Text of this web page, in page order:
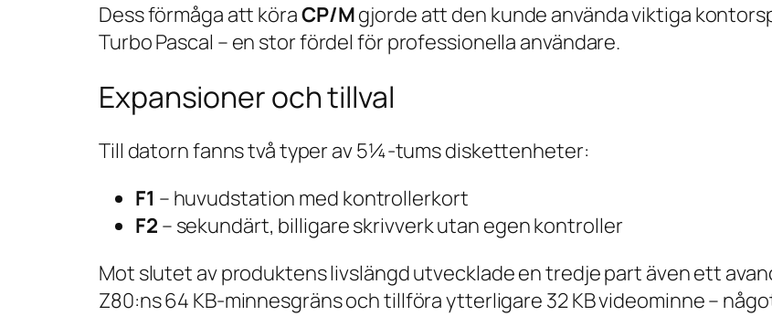
Dess förmåga att köraCP/Mgjorde att den kunde använda viktiga
Turbo Pascal – en stor fördel för professionella användare.
Expansioner och tillval
Till datorn fanns två typer av 5¼-tums diskettenheter:
F1 – huvudstation med kontrollerkort
F2 – sekundärt, billigare skrivverk utan egen kontroller
Mot slutet av produktens livslängd utvecklade en tredje part även ett
Z80:ns 64 KB-minnesgräns och tillföra ytterligare 32 KB videominne –